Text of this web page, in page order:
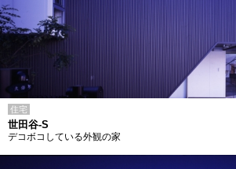
住宅
世田谷-S
デコボコしている外観の家